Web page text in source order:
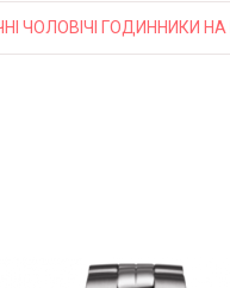
TISSOT
TIMBERLAND
ЧОЛОВІЧІ ГОДИННИКИ НА